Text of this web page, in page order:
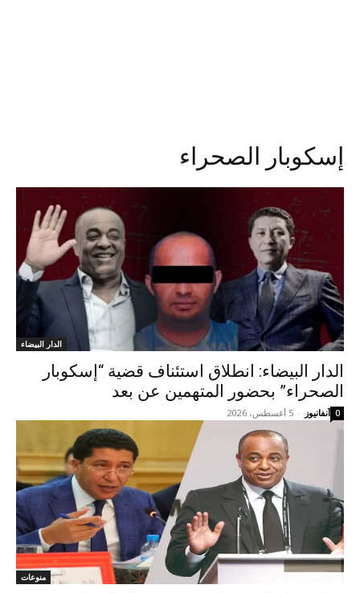
إسكوبار الصحراء
الدار البيضاء
الدار البيضاء: انطلاق استئناف قضية “إسكوبار
الصحراء” بحضور المتهمين عن بعد
آنفانيوز - 5 أغسطس، 2026 0
منوعات